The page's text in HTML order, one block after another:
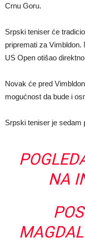
od njih je Messi,
Прijelom u transferu
Crnu Goru.
Srpski teniser će
pripremati za Vimbldon.
US Open otišao
Novak će pred
mogućnost da bude i
Srpski teniser je sedam
NA